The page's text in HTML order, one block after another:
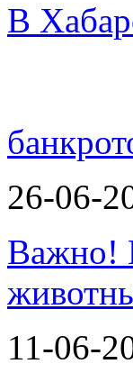
В
26-06-
Важно!
11-06-